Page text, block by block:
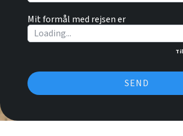
Mit formål med rejsen er
SEND